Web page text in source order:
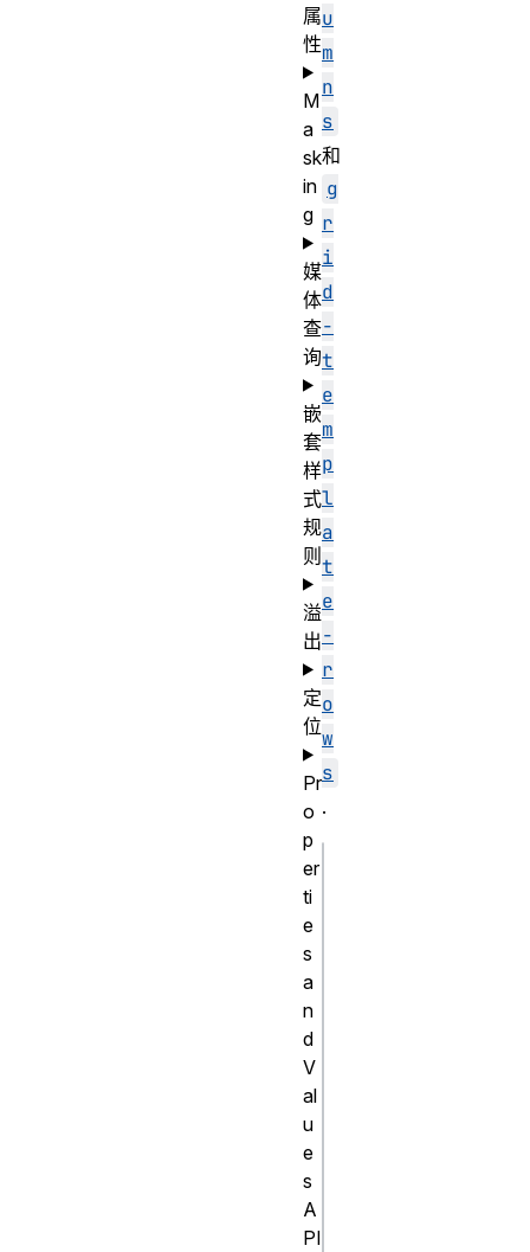
u
m
n
s
和
g
r
i
d
-
t
e
m
p
l
a
t
e
-
r
o
w
s
.
属
性
M
a
sk
in
g
媒
体
查
询
嵌
套
样
式
规
则
溢
出
定
位
Pr
o
p
er
ti
e
s
a
n
d
V
al
u
e
s
A
PI